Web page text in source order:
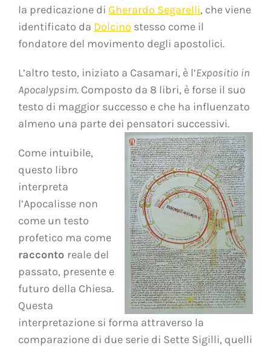
la predicazione di Gherardo Segarelli, che viene
identificato da Dolcino stesso come il
fondatore del movimento degli apostolici.
L’altro testo, iniziato a Casamari, è l’Expositio in
Apocalypsim. Composto da 8 libri, è forse il suo
testo di maggior successo e che ha influenzato
almeno una parte dei pensatori successivi.
Come intuibile,
questo libro
interpreta
l’Apocalisse non
come un testo
profetico ma come
racconto reale del
passato, presente e
futuro della Chiesa.
Questa
interpretazione si forma attraverso la
comparazione di due serie di Sette Sigilli, quelli